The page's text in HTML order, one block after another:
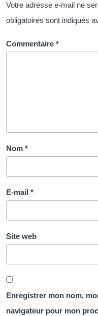
Votre adresse e-mail ne
obligatoires sont indiqués
Commentaire *
Nom *
E-mail *
Site web
Enregistrer mon nom,
navigateur pour mon